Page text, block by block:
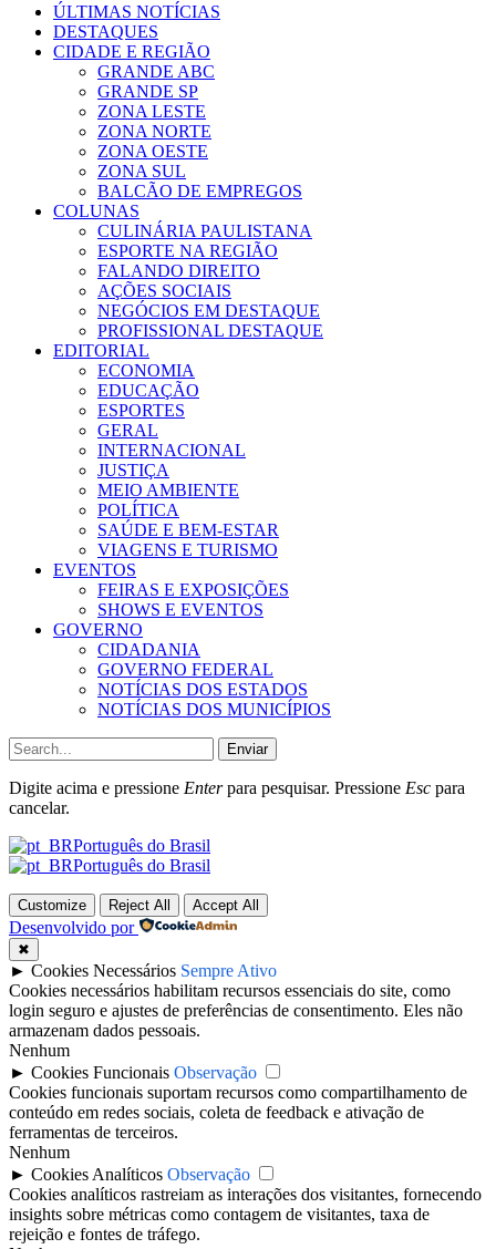
ÚLTIMAS NOTÍCIAS
DESTAQUES
CIDADE E REGIÃO
GRANDE ABC
GRANDE SP
ZONA LESTE
ZONA NORTE
ZONA OESTE
ZONA SUL
BALCÃO DE EMPREGOS
COLUNAS
CULINÁRIA PAULISTANA
ESPORTE NA REGIÃO
FALANDO DIREITO
AÇÕES SOCIAIS
NEGÓCIOS EM DESTAQUE
PROFISSIONAL DESTAQUE
EDITORIAL
ECONOMIA
EDUCAÇÃO
ESPORTES
GERAL
INTERNACIONAL
JUSTIÇA
MEIO AMBIENTE
POLÍTICA
SAÚDE E BEM-ESTAR
VIAGENS E TURISMO
EVENTOS
FEIRAS E EXPOSIÇÕES
SHOWS E EVENTOS
GOVERNO
CIDADANIA
GOVERNO FEDERAL
NOTÍCIAS DOS ESTADOS
NOTÍCIAS DOS MUNICÍPIOS
Enviar
Digite acima e pressione Enterpara pesquisar. Pressione Esc para
cancelar.
Português do Brasil
Português do Brasil
Customize Reject All Accept All
Desenvolvido por
✖
► Cookies Necessários Sempre Ativo
Cookies necessários habilitam recursos essenciais do site, como
login seguro e ajustes de preferências de consentimento. Eles não
armazenam dados pessoais.
Nenhum
► Cookies Funcionais Observação
Cookies funcionais suportam recursos como compartilhamento de
conteúdo em redes sociais, coleta de feedback e ativação de
ferramentas de terceiros.
Nenhum
► Cookies Analíticos Observação
Cookies analíticos rastreiam as interações dos visitantes, fornecendo
insights sobre métricas como contagem de visitantes, taxa de
rejeição e fontes de tráfego.